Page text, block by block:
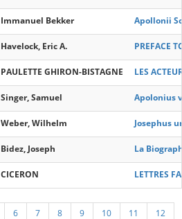
Immanuel Bekker Apollonii
Havelock, Eric A. PREFACE
PAULETTE GHIRON-BISTAGNE LES
Singer, Samuel Apolonius
Weber, Wilhelm Josephus
Bidez, Joseph La
CICERON LETTRES
6 7 8 9 10 11
12